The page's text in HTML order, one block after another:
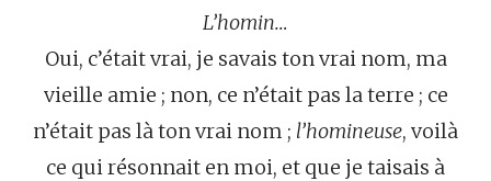
L’homin…
Oui, c’était vrai, je savais ton vrai nom, ma
vieille amie ; non, ce n’était pas la terre ; ce
n’était pas là ton vrai nom ; l’homineuse, voilà
ce qui résonnait en moi, et que je taisais à